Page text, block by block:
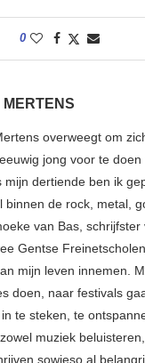
0
MERTENS
overweegt om
jong voor te
mijn dertiende ben ik
binnen de rock, metal,
van Bas, schrijfster
Gentse
mijn leven innemen.
doen, naar festivals
te steken, te
muziek
sowieso al